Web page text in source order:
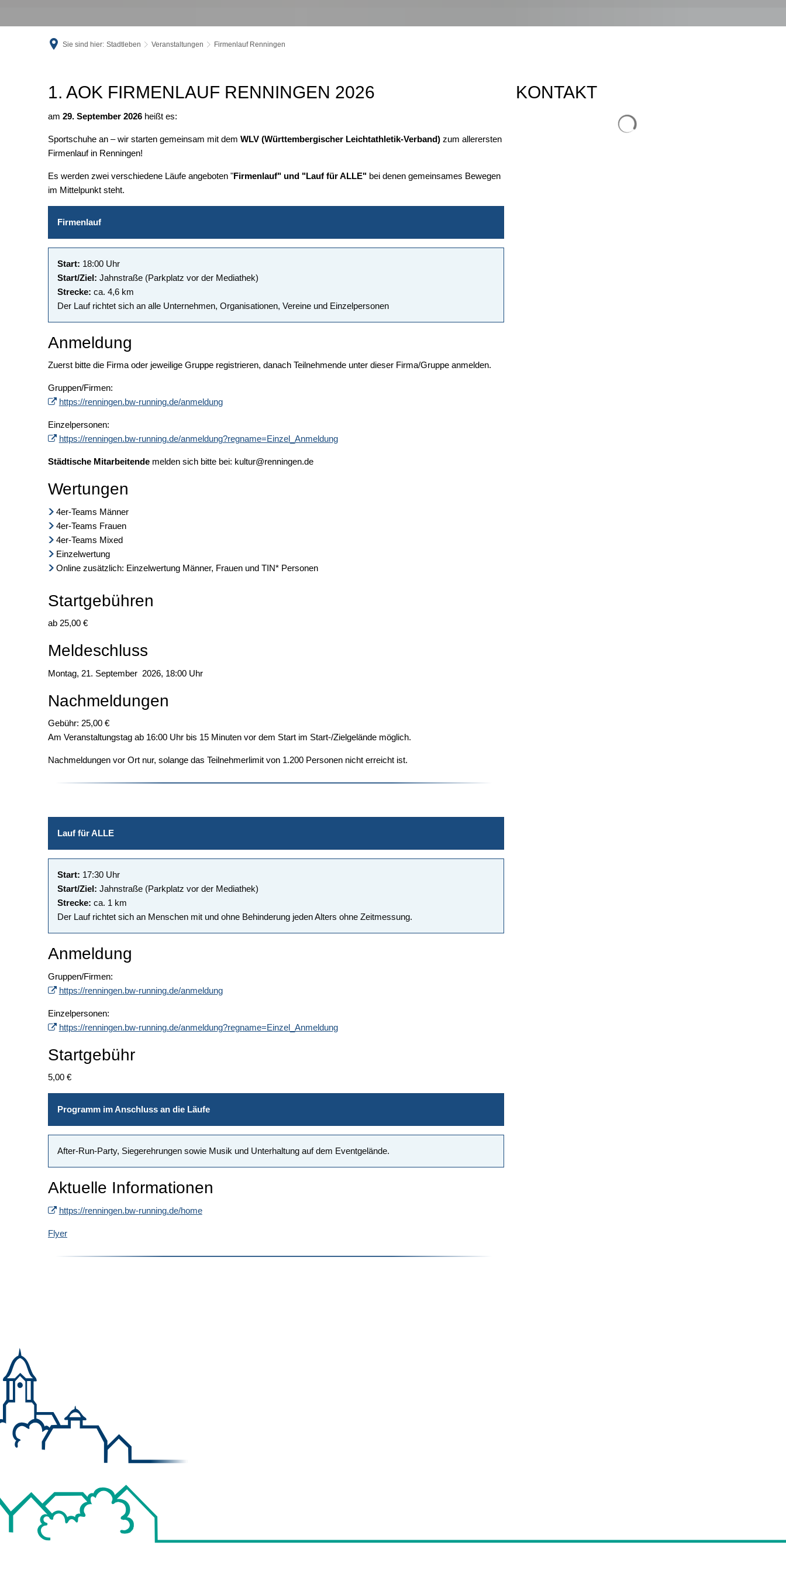
Sie sind hier: Stadtleben Veranstaltungen Firmenlauf Renningen
Firmenlauf
Renningen
1. AOK FIRMENLAUF RENNINGEN 2026
am 29. September 2026 heißt es:
Sportschuhe an – wir starten gemeinsam mit dem WLV (Württembergischer Leichtathletik-Verband) zum allerersten
Firmenlauf in Renningen!
Es werden zwei verschiedene Läufe angeboten "Firmenlauf" und "Lauf für ALLE" bei denen gemeinsames Bewegen
im Mittelpunkt steht.
Firmenlauf
Start: 18:00 Uhr
Start/Ziel: Jahnstraße (Parkplatz vor der Mediathek)
Strecke: ca. 4,6 km
Der Lauf richtet sich an alle Unternehmen, Organisationen, Vereine und Einzelpersonen
Anmeldung
Zuerst bitte die Firma oder jeweilige Gruppe registrieren, danach Teilnehmende unter dieser Firma/Gruppe anmelden.
Gruppen/Firmen:
https://renningen.bw-running.de/anmeldung
Einzelpersonen:
https://renningen.bw-running.de/anmeldung?regname=Einzel_Anmeldung
Städtische Mitarbeitende melden sich bitte bei: kultur@renningen.de
Wertungen
4er-Teams Männer
4er-Teams Frauen
4er-Teams Mixed
Einzelwertung
Online zusätzlich: Einzelwertung Männer, Frauen und TIN* Personen
Startgebühren
ab 25,00 €
Meldeschluss
Montag, 21. September 2026, 18:00 Uhr
Nachmeldungen
Gebühr: 25,00 €
Am Veranstaltungstag ab 16:00 Uhr bis 15 Minuten vor dem Start im Start-/Zielgelände möglich.
Nachmeldungen vor Ort nur, solange das Teilnehmerlimit von 1.200 Personen nicht erreicht ist.
Lauf für ALLE
Start: 17:30 Uhr
Start/Ziel: Jahnstraße (Parkplatz vor der Mediathek)
Strecke: ca. 1 km
Der Lauf richtet sich an Menschen mit und ohne Behinderung jeden Alters ohne Zeitmessung.
Anmeldung
Gruppen/Firmen:
https://renningen.bw-running.de/anmeldung
Einzelpersonen:
https://renningen.bw-running.de/anmeldung?regname=Einzel_Anmeldung
Startgebühr
5,00 €
Programm im Anschluss an die Läufe
After-Run-Party, Siegerehrungen sowie Musik und Unterhaltung auf dem Eventgelände.
Aktuelle Informationen
https://renningen.bw-running.de/home
Flyer
KONTAKT